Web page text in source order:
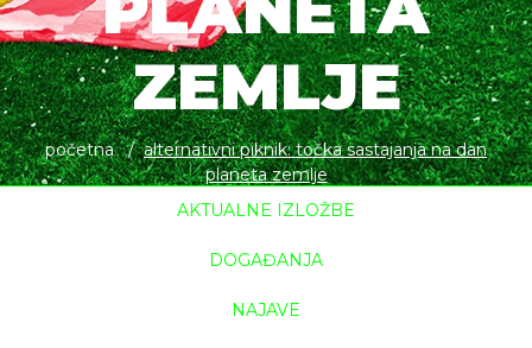
ZEMLJE
početna
alternativni piknik: točka sastajanja na dan
planeta zemlje
AKTUALNE IZLOŽBE
DOGAĐANJA
NAJAVE